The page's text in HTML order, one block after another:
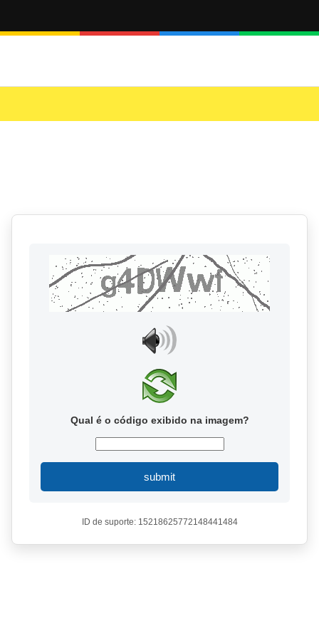
Qual é o código exibido na imagem?
submit
ID de suporte: 15218625772148441484